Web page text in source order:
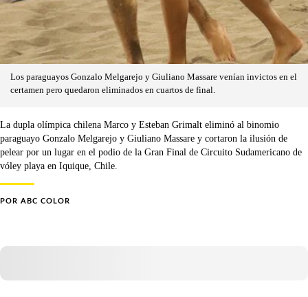
Los paraguayos Gonzalo Melgarejo y Giuliano Massare venían invictos en el
certamen pero quedaron eliminados en cuartos de final.
La dupla olímpica chilena Marco y Esteban Grimalt eliminó al binomio
paraguayo Gonzalo Melgarejo y Giuliano Massare y cortaron la ilusión de
pelear por un lugar en el podio de la Gran Final de Circuito Sudamericano de
vóley playa en Iquique, Chile.
POR ABC COLOR